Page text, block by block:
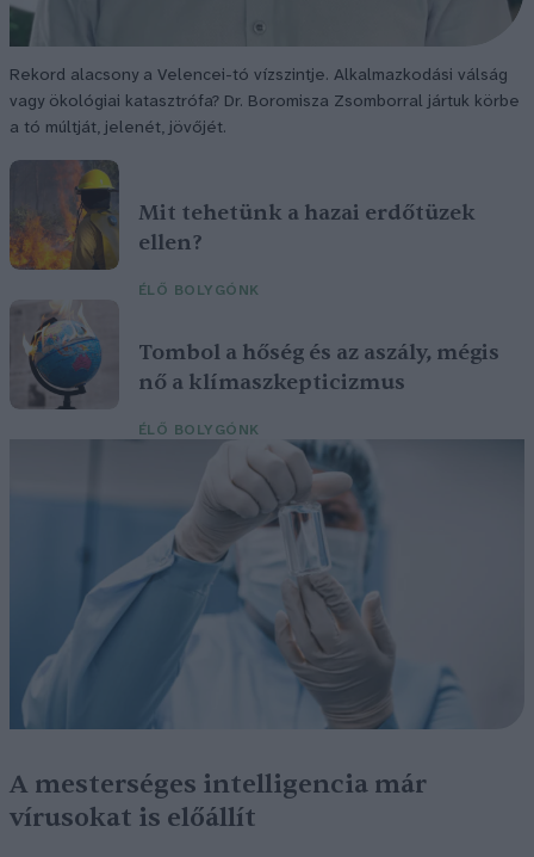
Rekord alacsony a Velencei-tó vízszintje. Alkalmazkodási válság
vagy ökológiai katasztrófa? Dr. Boromisza Zsomborral jártuk körbe
a tó múltját, jelenét, jövőjét.
Mit tehetünk a hazai erdőtüzek
ellen?
ÉLŐ BOLYGÓNK
Tombol a hőség és az aszály, mégis
nő a klímaszkepticizmus
ÉLŐ BOLYGÓNK
A mesterséges intelligencia már
vírusokat is előállít